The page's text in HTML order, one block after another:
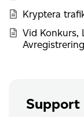
Kryptera
Vid Konkurs,
Avregistrering
Support